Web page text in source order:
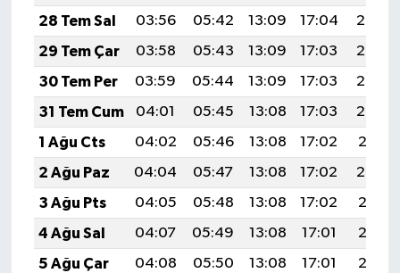
28 Tem Sal
03:56 05:42 13:09 17:04
20:25
29 Tem Çar
03:58 05:43 13:09 17:03
20:24
30 Tem Per
03:59 05:44 13:09 17:03
20:23
31 Tem Cum
04:01 05:45 13:08 17:03
20:22
1 Ağu Cts
04:02 05:46 13:08 17:02
20:21
2 Ağu Paz
04:04 05:47 13:08 17:02
20:20
3 Ağu Pts
04:05 05:48 13:08 17:02
20:18
4 Ağu Sal
04:07 05:49 13:08 17:01
20:17
5 Ağu Çar
04:08 05:50 13:08 17:01
20:16